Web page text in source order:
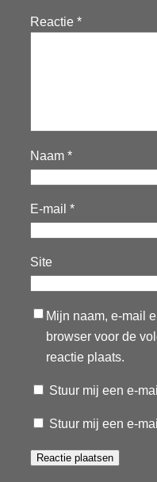
Reactie *
Naam *
E-mail *
Site
Mijn naam, e-mail
browser voor de
reactie plaats.
Stuur mij een e-
Stuur mij een e-